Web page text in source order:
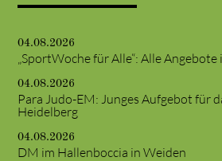
04.08.2026
„SportWoche für Alle“: Alle Angebote
04.08.2026
Para Judo-EM: Junges Aufgebot für
Heidelberg
04.08.2026
DM im Hallenboccia in Weiden